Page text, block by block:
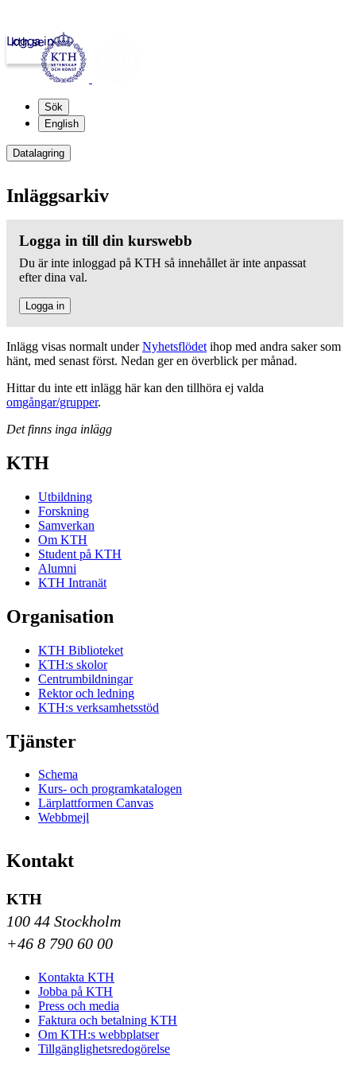
kth.se
Logga in
Sök
English
Datalagring
Inläggsarkiv
Logga in till din kurswebb
Du är inte inloggad på KTH så innehållet är inte anpassat
efter dina val.
Logga in
Inlägg visas normalt underNyhetsflödet ihop med andra saker som
hänt, med senast först. Nedan ger en överblick per månad.
Hittar du inte ett inlägg här kan den tillhöra ej valda
omgångar/grupper.
Det finns inga inlägg
KTH
Utbildning
Forskning
Samverkan
Om KTH
Student på KTH
Alumni
KTH Intranät
Organisation
KTH Biblioteket
KTH:s skolor
Centrumbildningar
Rektor och ledning
KTH:s verksamhetsstöd
Tjänster
Schema
Kurs- och programkatalogen
Lärplattformen Canvas
Webbmejl
Kontakt
KTH
100 44 Stockholm
+46 8 790 60 00
Kontakta KTH
Jobba på KTH
Press och media
Faktura och betalning KTH
Om KTH:s webbplatser
Tillgänglighetsredogörelse